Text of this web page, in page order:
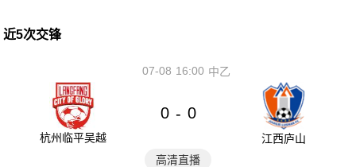
近5次交锋
16:00
07-08 中乙
杭州临平吴越
0 - 0
江西庐山
高清直播